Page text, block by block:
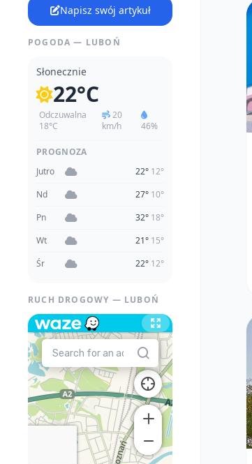
Napisz swój artykuł
POGODA — LUBOŃ
Słonecznie
22°C
Odczuwalna
18°C
20
km/h
46%
PROGNOZA
Jutro
22° 12°
Nd
27° 10°
Pn
32° 18°
Wt
21° 15°
Śr
22° 12°
RUCH DROGOWY — LUBOŃ